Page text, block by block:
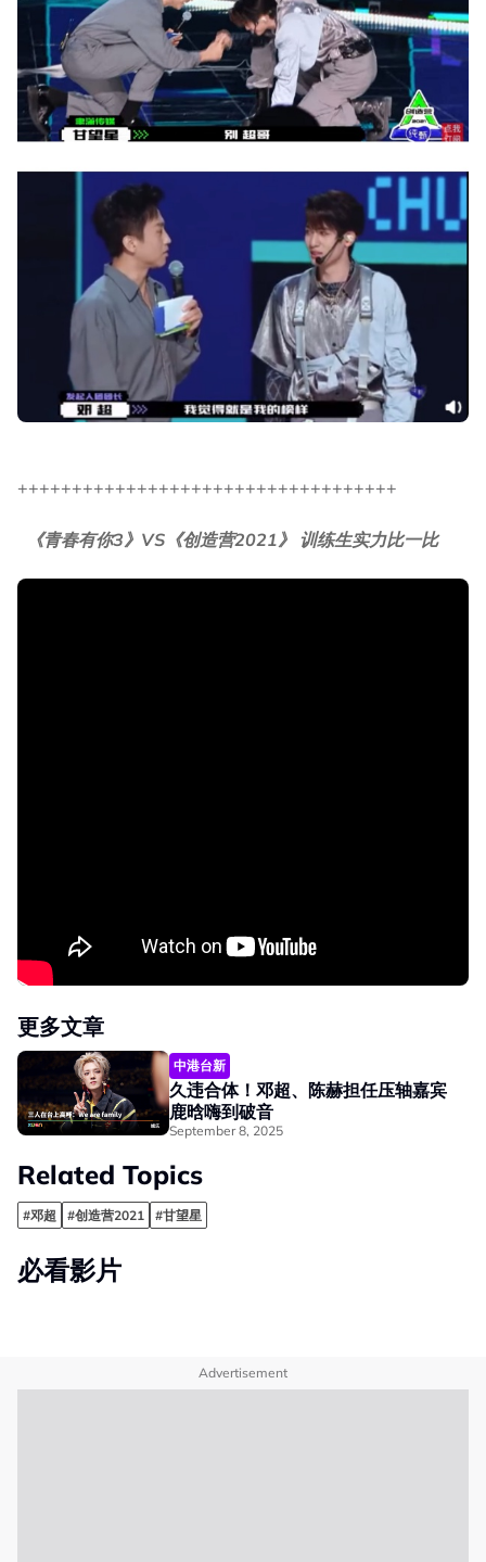
+++++++++++++++++++++++++++++++++++
《青春有你3》VS《创造营2021》 训练生实力比一比
更多文章
中港台新
久违合体！邓超、陈赫担任压轴嘉宾
鹿晗嗨到破音
September 8, 2025
Related Topics
#邓超 #创造营2021 #甘望星
必看影片
Advertisement